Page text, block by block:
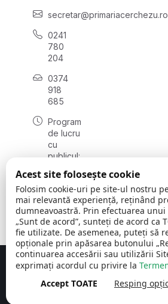
secretar@primariacerchezu.ro
0241
780
204
0374
918
685
Program
de lucru
cu
publicul:
08:00 -
16:30
, vineri:
08:00 -
14:00
Comuna Cerchezu © 2026Toate
Concept realizat de Big Media Relații
Acest site folosește cookie
Folosim cookie-uri pe site-ul nostru
mai relevantă experiență, reținând
dumneavoastră. Prin efectuarea
„Sunt de acord”, sunteți de acord ca
fie utilizate. De asemenea, puteți să
opționale prin apăsarea butonului
continuarea accesării sau utilizării
exprimați acordul cu privire la
Accept TOATE
Resping